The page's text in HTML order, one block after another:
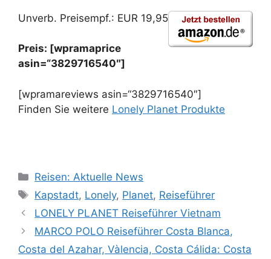
Unverb. Preisempf.: EUR 19,95
Preis: [wpramaprice
asin=“3829716540″]
[wpramareviews asin=“3829716540″]
Finden Sie weitere Lonely Planet Produkte
Kategorien
Reisen: Aktuelle News
Schlagwörter
Kapstadt, Lonely, Planet, Reiseführer
LONELY PLANET Reiseführer Vietnam
MARCO POLO Reiseführer Costa Blanca,
Costa del Azahar, Vàlencia, Costa Cálida: Costa